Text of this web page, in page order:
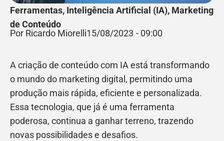
Ferramentas, Inteligência Artificial (IA), Marketing
de Conteúdo
Por Ricardo Miorelli15/08/2023 - 09:00
A criação de conteúdo com IA está transformando
o mundo do marketing digital, permitindo uma
produção mais rápida, eficiente e personalizada.
Essa tecnologia, que já é uma ferramenta
poderosa, continua a ganhar terreno, trazendo
novas possibilidades e desafios.